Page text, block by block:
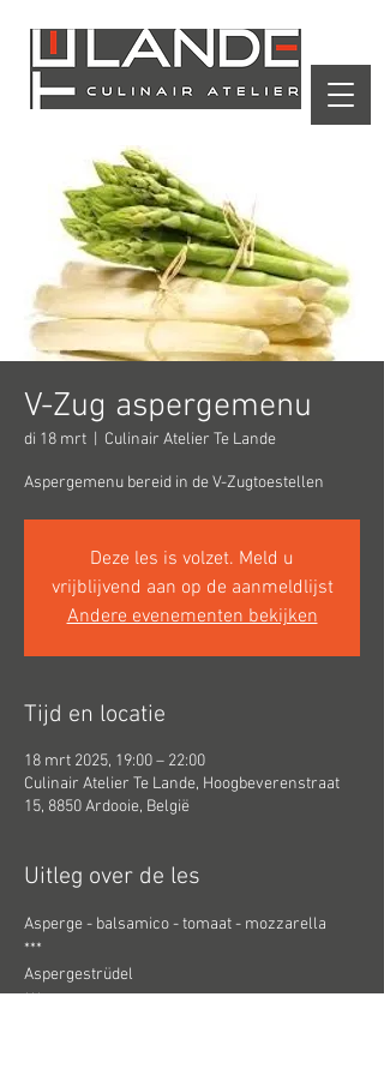
V-Zug aspergemenu
di 18 mrt Culinair Atelier Te Lande
Aspergemenu bereid in de V-Zugtoestellen
Deze les is volzet. Meld u
vrijblijvend aan op de aanmeldlijst
Andere evenementen bekijken
Tijd en locatie
18 mrt 2025, 19:00 – 22:00
Culinair Atelier Te Lande, Hoogbeverenstraat
15, 8850 Ardooie, België
Uitleg over de les
Asperge - balsamico - tomaat - mozzarella
***
Aspergestrüdel
***